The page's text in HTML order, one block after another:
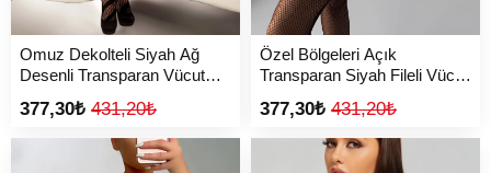
Omuz Dekolteli Siyah Ağ
Desenli Transparan Vücut
377,30₺ 431,20₺
Özel Bölgeleri Açık
Transparan Siyah Fileli Vücut
377,30₺ 431,20₺